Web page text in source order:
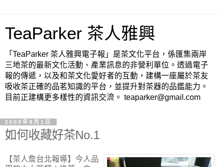
TeaParker 茶人雅興
「TeaParker 茶人雅興電子報」是茶文化平台，係匯集兩岸
三地茶的最新文化活動、產業訊息的非營利單位。透過電子
報的傳遞，以及和茶文化愛好者的互動，建構一座屬於茶友
吸收茶正確的品茗知識的平台，並提升對茶器的品鑑能力。
目前正建構更多樣性的資訊交流。 teaparker@gmail.com
2009年9月1日
如何收藏好茶No.1
【茶人詹台北報導】 今人品